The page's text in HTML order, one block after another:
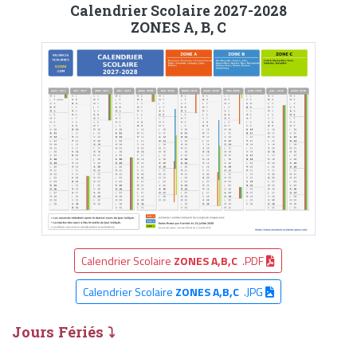
Calendrier Scolaire 2027-2028
ZONES A, B, C
Calendrier Scolaire ZONES A,B,C .PDF
Calendrier Scolaire ZONES A,B,C.JPG
Jours Fériés ⤵